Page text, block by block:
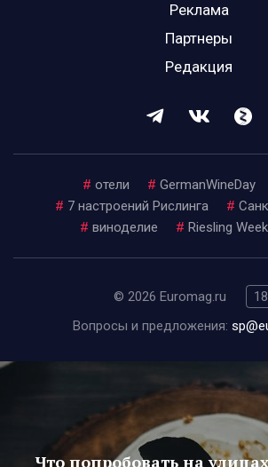
Реклама
Партнеры
Редакция
# отели # GermanWineDay
# 7 настроений Рислинга #
# виноделие # Riesling
© 2026 Euromag.ru
Вопросы и предложения:
Что попробовать на